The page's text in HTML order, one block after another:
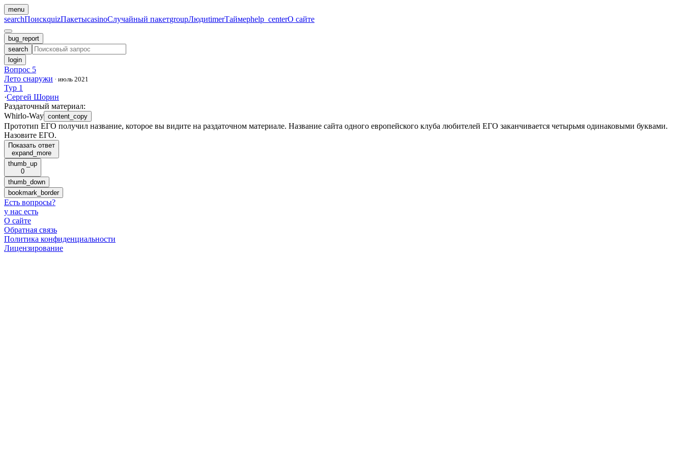
menu
searchПоискquizПакетыcasinoСлучайный пакетgroupЛюдиtimerТаймерhelp_centerО сайте
bug_report
search
login
Вопрос 5
Лето снаружи · июль 2021
Тур 1
·Сергей Шорин
Раздаточный материал:
Whirlo-Way content_copy
Прототип ЕГО получил название, которое вы видите на раздаточном материале. Название сайта одного европейского клуба любителей ЕГО заканчивается четырьмя одинаковыми буквами.
Назовите ЕГО.
Показать ответ
expand_more
thumb_up
0
thumb_down
bookmark_border
Есть вопросы?
у нас есть
О сайте
Обратная связь
Политика конфиденциальности
Лицензирование